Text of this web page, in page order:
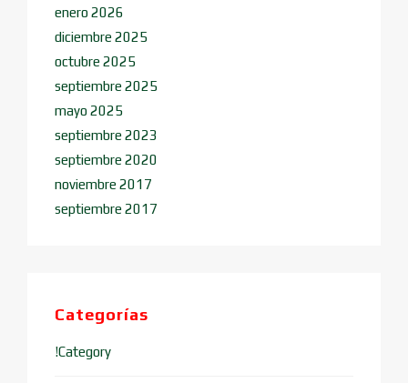
enero 2026
diciembre 2025
octubre 2025
septiembre 2025
mayo 2025
septiembre 2023
septiembre 2020
noviembre 2017
septiembre 2017
Categorías
!Category